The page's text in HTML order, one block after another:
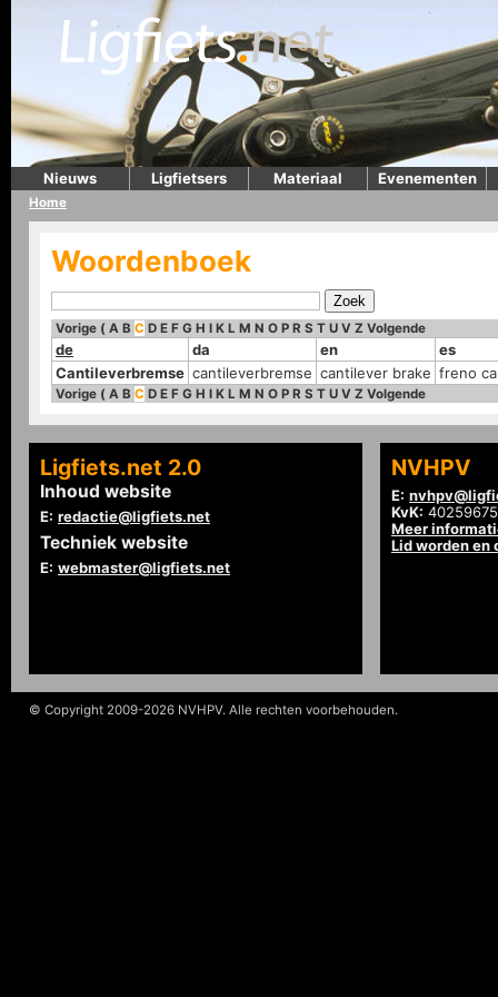
Nieuws Ligfietsers Materiaal Evenementen
Home
Woordenboek
Vorige ( A B C D E F G H I K L M N O P R S T U V Z Volgende
de da en
es
Cantileverbremse cantileverbremse cantilever brake freno
Vorige ( A B C D E F G H I K L M N O P R S T U V Z Volgende
Ligfiets.net 2.0
Inhoud website
E: redactie@ligfiets.net
Techniek website
E: webmaster@ligfiets.net
NVHPV
E:
KvK: 40259675
Meer
Lid worden en
© Copyright 2009-2026 NVHPV. Alle rechten voorbehouden.